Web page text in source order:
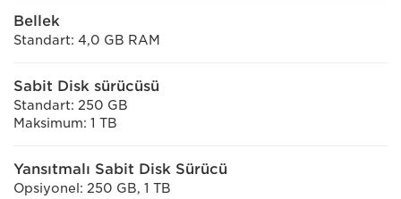
Bellek
Standart: 4,0 GB RAM
Sabit Disk sürücüsü
Standart: 250 GB
Maksimum: 1 TB
Yansıtmalı Sabit Disk Sürücü
Opsiyonel: 250 GB, 1 TB